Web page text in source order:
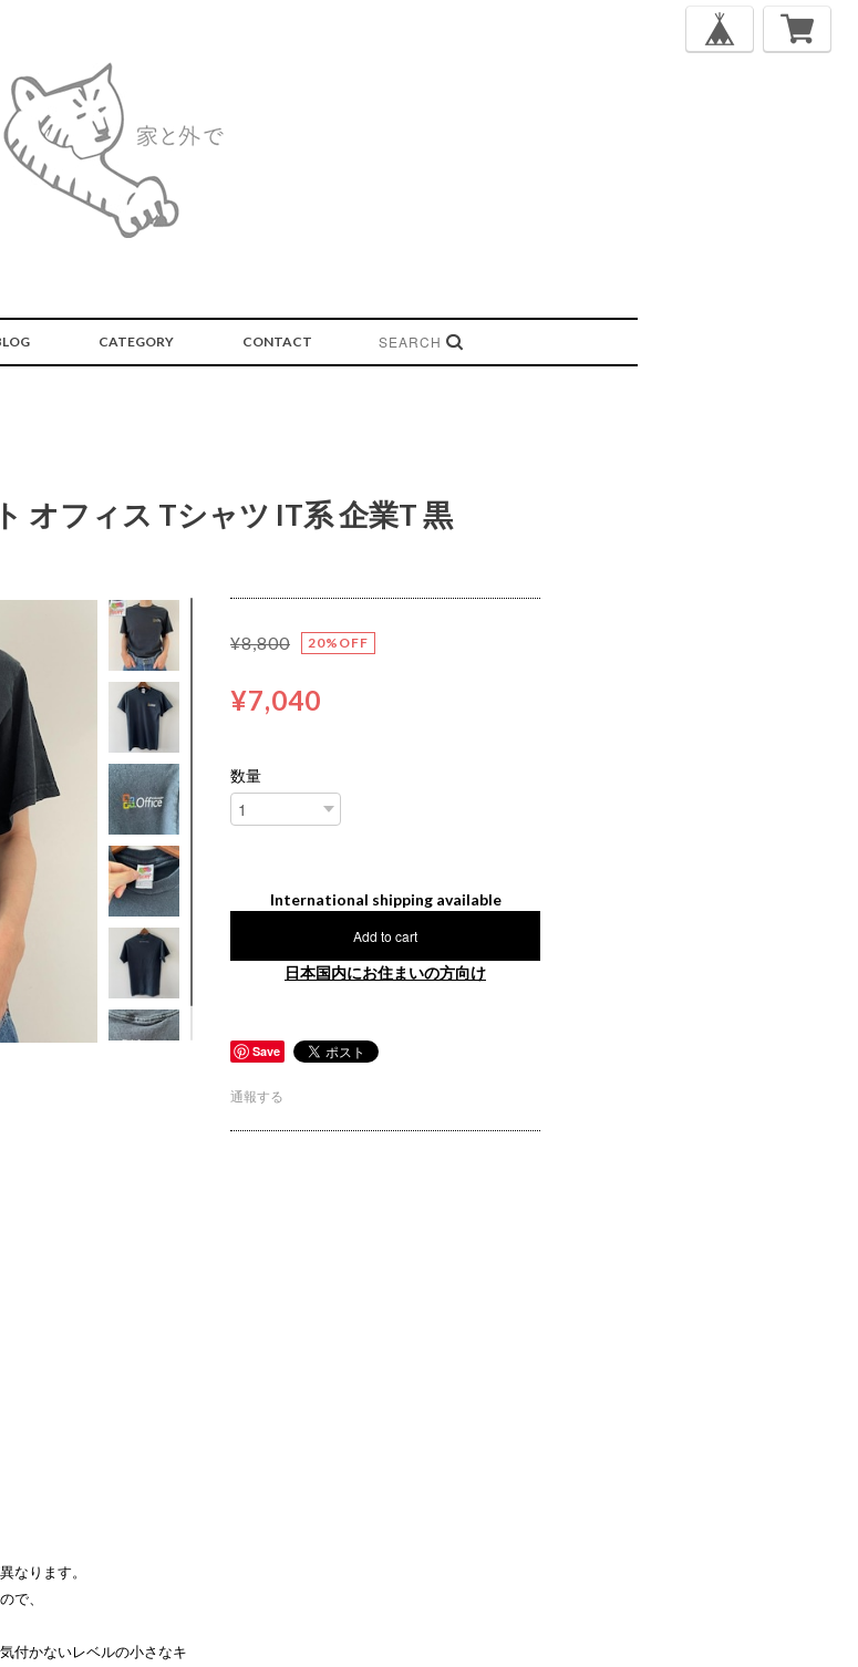
CATEGORY CONTACT
オフィス Tシャツ IT系 企業T 黒
なります。
で、
付かないレベルの小さなキ
¥8,800 20%OFF
¥7,040
数量
International shipping available
Add to cart
日本国内にお住まいの方向け
Save
通報する